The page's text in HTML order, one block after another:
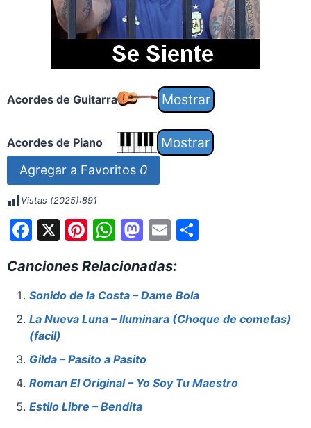
Acordes de Guitarra
Acordes de Piano
Agregar a Favoritos 0
Vistas (2025):891
F
c
e
b
o
o
k
X Pi
er
e
st
W
at
s
A
p
M
st
o
d
n
E
ai
l
S
e
Canciones Relacionadas:
Sonido de la Costa – Dame Bola
La Nueva Luna – Iluminara (Choque de cometas)
(facil)
Gilda – Pasito a Pasito
Roman El Original – Yo Soy Tu Maestro
Estilo Libre – Bendita